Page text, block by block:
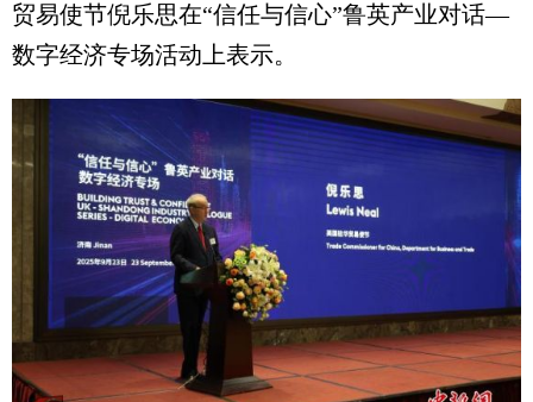
贸易使节倪乐思在“信任与信心”鲁英产业对话—
数字经济专场活动上表示。